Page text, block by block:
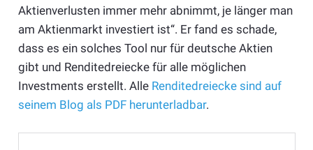
Aktienverlusten immer mehr abnimmt, je länger man
am Aktienmarkt investiert ist“. Er fand es schade,
dass es ein solches Tool nur für deutsche Aktien
gibt und Renditedreiecke für alle möglichen
Investments erstellt. Alle Renditedreiecke sind auf
seinem Blog als PDF herunterladbar.